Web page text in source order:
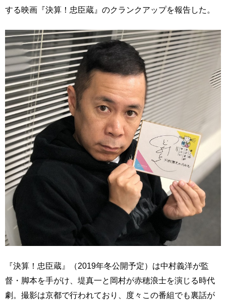
する映画『決算！忠臣蔵』のクランクアップを報告した。
『決算！忠臣蔵』（2019年冬公開予定）は中村義洋が監
督・脚本を手がけ、堤真一と岡村が赤穂浪士を演じる時代
劇。撮影は京都で行われており、度々この番組でも裏話が